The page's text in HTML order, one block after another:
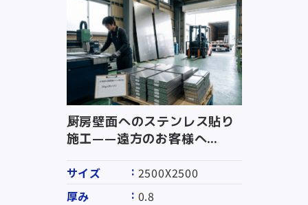
厨房壁面へのステンレス貼り
施工——遠方のお客様へ...
サイズ
2500X2500
厚み
0.8